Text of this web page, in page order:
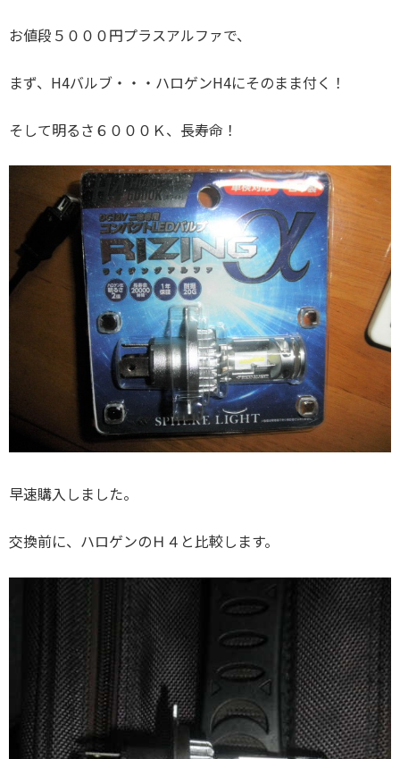
お値段５０００円プラスアルファで、
まず、H4バルブ・・・ハロゲンH4にそのまま付く！
そして明るさ６０００Ｋ、長寿命！
早速購入しました。
交換前に、ハロゲンのＨ４と比較します。